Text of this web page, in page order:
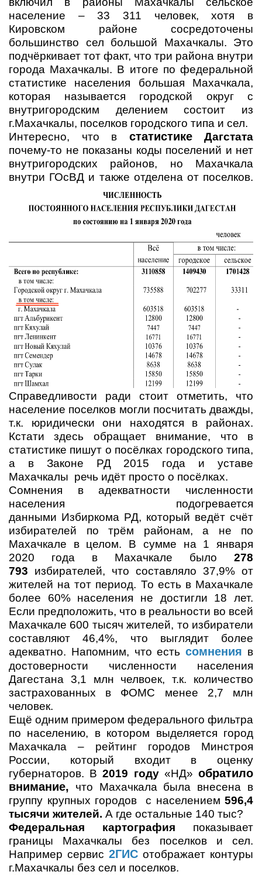
население – 33 311 человек, хотя в
Кировском районе сосредоточены
большинство сел большой Махачкалы. Это
подчёркивает тот факт, что три района внутри
города Махачкалы. В итоге по федеральной
статистике населения большая Махачкала,
которая называется городской округ с
внутригородским делением состоит из
г.Махачкалы, поселков городского типа и сел.
Интересно, что в статистике
Дагстата
почему-то не показаны коды поселений и нет
внутригородских районов, но Махачкала
внутри ГОсВД и также отделена от поселков.
Справедливости ради стоит отметить, что
население поселков могли посчитать дважды,
т.к. юридически они находятся в районах.
Кстати здесь обращает внимание, что в
статистике пишут о посёлках городского типа,
а в Законе РД 2015 года и уставе
Махачкалы речь идёт просто о посёлках.
Сомнения в адекватности численности
населения подогревается
данными Избиркома РД, который ведёт счёт
избирателей по трём районам, а не по
Махачкале в целом. В сумме на 1 января
2020 года в Махачкале было 278
793 избирателей, что составляло 37,9% от
жителей на тот период. То есть в Махачкале
более 60% населения не достигли 18 лет.
Если предположить, что в реальности во всей
Махачкале 600 тысяч жителей, то избиратели
составляют 46,4%, что выглядит более
адекватно. Напомним, что естьсомнения в
достоверности численности населения
Дагестана 3,1 млн челвоек, т.к. количество
застрахованных в ФОМС менее 2,7 млн
человек.
Ещё одним примером федерального фильтра
по населению, в котором выделяется город
Махачкала – рейтинг городов Минстроя
России, который входит в оценку
губернаторов. В2019 году«НД»обратило
внимание, что Махачкала была внесена в
группу крупных городов с населением 596,4
тысячи жителей. А где остальные 140 тыс?
Федеральная картография показывает
границы Махачкалы без поселков и сел.
Например сервис 2ГИС отображает контуры
г.Махачкалы без сел и поселков.